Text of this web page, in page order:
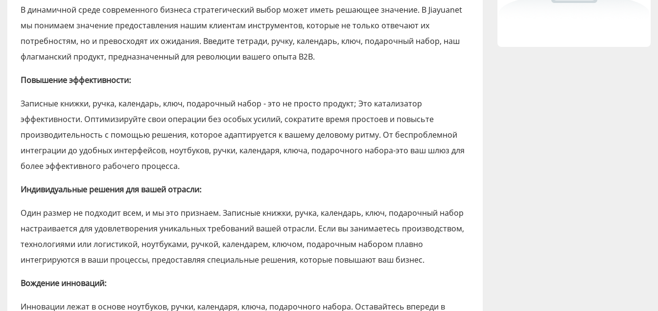
В динамичной среде современного бизнеса стратегический выбор может иметь решающее значение. В Jiayuanet
мы понимаем значение предоставления нашим клиентам инструментов, которые не только отвечают их
потребностям, но и превосходят их ожидания. Введите тетради, ручку, календарь, ключ, подарочный набор, наш
флагманский продукт, предназначенный для революции вашего опыта B2B.
Повышение эффективности:
Записные книжки, ручка, календарь, ключ, подарочный набор - это не просто продукт; Это катализатор
эффективности. Оптимизируйте свои операции без особых усилий, сократите время простоев и повысьте
производительность с помощью решения, которое адаптируется к вашему деловому ритму. От беспроблемной
интеграции до удобных интерфейсов, ноутбуков, ручки, календаря, ключа, подарочного набора-это ваш шлюз для
более эффективного рабочего процесса.
Индивидуальные решения для вашей отрасли:
Один размер не подходит всем, и мы это признаем. Записные книжки, ручка, календарь, ключ, подарочный набор
настраивается для удовлетворения уникальных требований вашей отрасли. Если вы занимаетесь производством,
технологиями или логистикой, ноутбуками, ручкой, календарем, ключом, подарочным набором плавно
интегрируются в ваши процессы, предоставляя специальные решения, которые повышают ваш бизнес.
Вождение инноваций:
Инновации лежат в основе ноутбуков, ручки, календаря, ключа, подарочного набора. Оставайтесь впереди в